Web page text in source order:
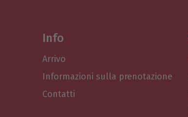
Info
Arrivo
Informazioni sulla prenotazione
Contatti